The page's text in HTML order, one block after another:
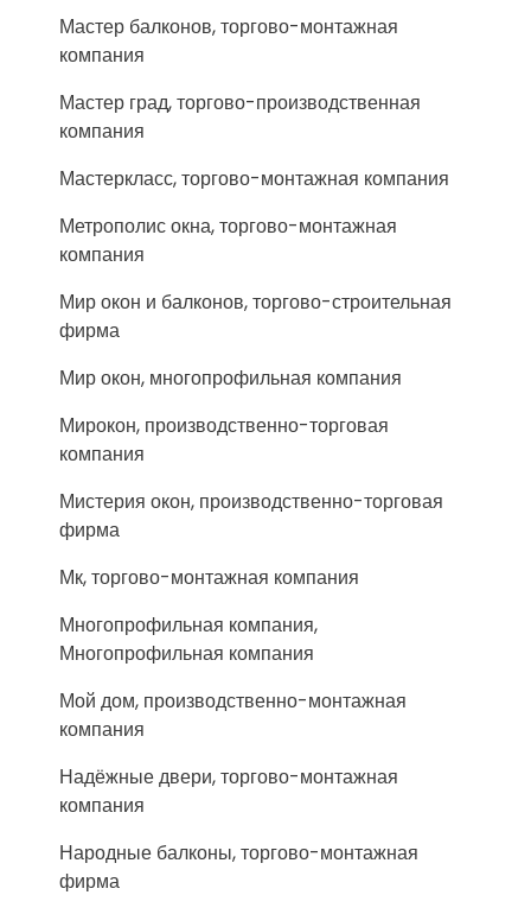
Мастер балконов, торгово-монтажная
компания
Мастер град, торгово-производственная
компания
Мастеркласс, торгово-монтажная компания
Метрополис окна, торгово-монтажная
компания
Мир окон и балконов, торгово-строительная
фирма
Мир окон, многопрофильная компания
Мирокон, производственно-торговая
компания
Мистерия окон, производственно-торговая
фирма
Мк, торгово-монтажная компания
Многопрофильная компания,
Многопрофильная компания
Мой дом, производственно-монтажная
компания
Надёжные двери, торгово-монтажная
компания
Народные балконы, торгово-монтажная
фирма